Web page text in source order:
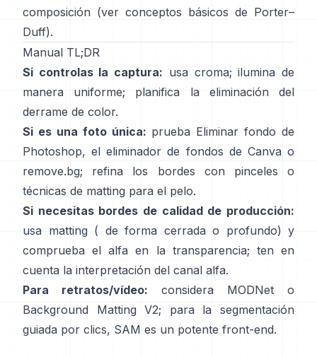
composición (ver conceptos básicos de Porter–
Duff).
Manual TL;DR
Si controlas la captura: usa croma; ilumina de
manera uniforme; planifica la
eliminación del
derrame de color.
Si es una foto única: prueba Eliminar fondo de
Photoshop, eleliminador de fondos de Canva o
remove.bg; refina los bordes con pinceles o
técnicas de matting para el pelo.
Si necesitas bordes de calidad de producción:
usa matting ( de forma cerrada o profundo) y
comprueba el alfa en la transparencia; ten en
cuenta la interpretación del canal alfa.
Para retratos/vídeo: considera MODNet o
Background Matting V2; para la segmentación
guiada por clics, SAM es un potente front-end.